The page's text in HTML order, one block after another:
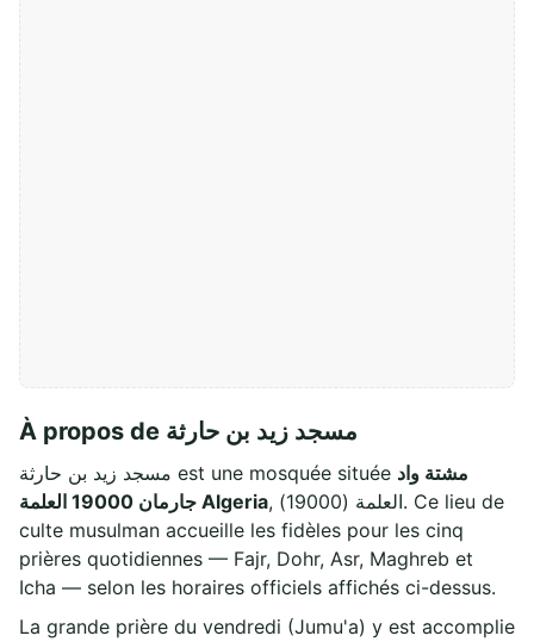
À propos de مسجد زيد بن حارثة
مسجد زيد بن حارثة est une mosquée située مشتة واد
جارمان 19000 العلمة Algeria, العلمة (19000). Ce lieu de
culte musulman accueille les fidèles pour les cinq
prières quotidiennes — Fajr, Dohr, Asr, Maghreb et
Icha — selon les horaires officiels affichés ci-dessus.
La grande prière du vendredi (Jumu'a) y est accomplie